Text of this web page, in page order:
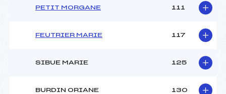
PETIT MORGANE 111
FEUTRIER MARIE 117
SIBUE MARIE 125
BURDIN ORIANE 130